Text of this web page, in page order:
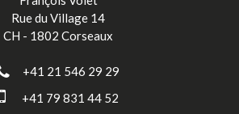
Rue du Village 14
CH - 1802 Corseaux
+41 21 546 29 29
+41 79 831 44 52